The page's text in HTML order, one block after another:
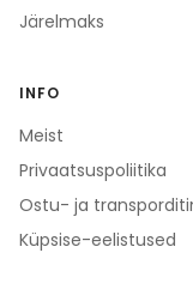
Järelmaks
INFO
Meist
Privaatsuspoliitika
Ostu- ja
Küpsise-eelistused